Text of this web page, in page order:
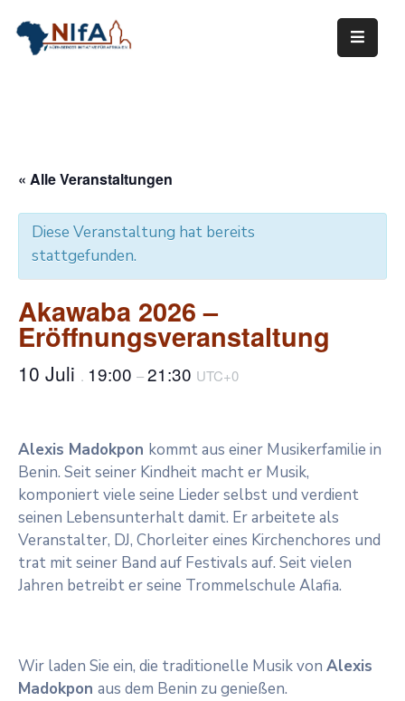
Termine
Mediathek
Kontakt
« Alle Veranstaltungen
Diese Veranstaltung hat bereits
stattgefunden.
Akawaba 2026 –
Eröffnungsveranstaltung
10 Juli . 19:00 –21:30 UTC+0
Alexis Madokpon kommt aus einer Musikerfamilie in
Benin. Seit seiner Kindheit macht er Musik,
komponiert viele seine Lieder selbst und verdient
seinen Lebensunterhalt damit. Er arbeitete als
Veranstalter, DJ, Chorleiter eines Kirchenchores und
trat mit seiner Band auf Festivals auf. Seit vielen
Jahren betreibt er seine Trommelschule Alafia.
Wir laden Sie ein, die traditionelle Musik von Alexis
Madokpon aus dem Benin zu genießen.